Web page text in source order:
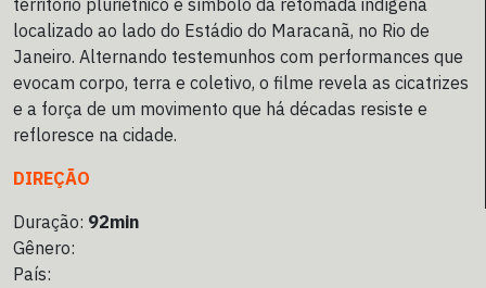
território pluriétnico e símbolo da retomada indígena
localizado ao lado do Estádio do Maracanã, no Rio de
Janeiro. Alternando testemunhos com performances que
evocam corpo, terra e coletivo, o filme revela as cicatrizes
e a força de um movimento que há décadas resiste e
refloresce na cidade.
DIREÇÃO
Duração: 92min
Gênero:
País: